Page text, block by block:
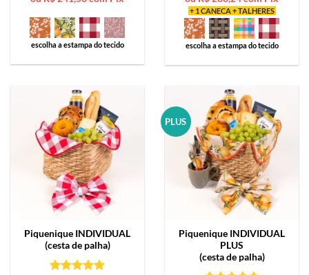
escolha a estampa do tecido
+ 1 CANECA + TALHERES
escolha a estampa do tecido
Piquenique INDIVIDUAL
(cesta de palha)
PLUS
Piquenique INDIVIDUAL
PLUS
(cesta de palha)